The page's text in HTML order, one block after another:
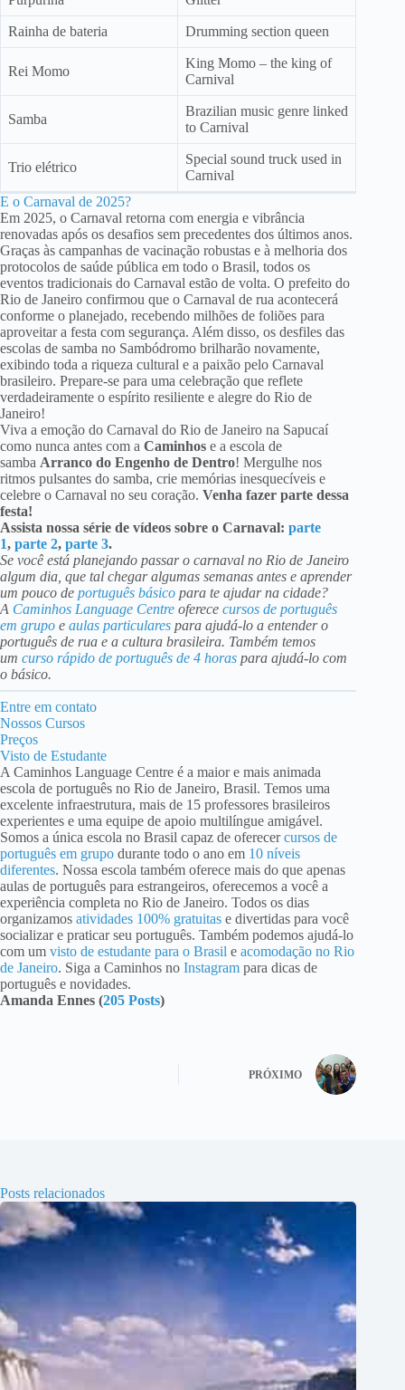
Rainha de bateria Drumming section queen
Rei Momo
King Momo – the king of
Carnival
Samba
Brazilian music genre linked
to Carnival
Trio elétrico
Special sound truck used in
Carnival
E o Carnaval de 2025?
Em 2025, o Carnaval retorna com energia e vibrância
renovadas após os desafios sem precedentes dos últimos anos.
Graças às campanhas de vacinação robustas e à melhoria dos
protocolos de saúde pública em todo o Brasil, todos os
eventos tradicionais do Carnaval estão de volta. O prefeito do
Rio de Janeiro confirmou que o Carnaval de rua acontecerá
conforme o planejado, recebendo milhões de foliões para
aproveitar a festa com segurança. Além disso, os desfiles das
escolas de samba no Sambódromo brilharão novamente,
exibindo toda a riqueza cultural e a paixão pelo Carnaval
brasileiro. Prepare-se para uma celebração que reflete
verdadeiramente o espírito resiliente e alegre do Rio de
Janeiro!
Viva a emoção do Carnaval do Rio de Janeiro na Sapucaí
como nunca antes com a Caminhos e a escola de
samba Arranco do Engenho de Dentro! Mergulhe nos
ritmos pulsantes do samba, crie memórias inesquecíveis e
celebre o Carnaval no seu coração. Venha fazer parte dessa
festa!
Assista nossa série de vídeos sobre o Carnaval: parte
1, parte 2, parte 3.
Se você está planejando passar o carnaval no Rio de Janeiro
algum dia, que tal chegar algumas semanas antes e aprender
um pouco de português básico para te ajudar na cidade?
A Caminhos Language Centre oferece cursos de português
em grupo e aulas particulares para ajudá-lo a entender o
português de rua e a cultura brasileira. Também temos
um curso rápido de português de 4 horas para ajudá-lo com
o básico.
Entre em contato
Nossos Cursos
Preços
Visto de Estudante
A Caminhos Language Centre é a maior e mais animada
escola de português no Rio de Janeiro, Brasil. Temos uma
excelente infraestrutura, mais de 15 professores brasileiros
experientes e uma equipe de apoio multilíngue amigável.
Somos a única escola no Brasil capaz de oferecercursos de
português em grupo durante todo o ano em 10 níveis
diferentes. Nossa escola também oferece mais do que apenas
aulas de português para estrangeiros, oferecemos a você a
experiência completa no Rio de Janeiro. Todos os dias
organizamos atividades 100% gratuitas e divertidas para você
socializar e praticar seu português. Também podemos ajudá-lo
com um visto de estudante para o Brasil e acomodação no Rio
de Janeiro. Siga a Caminhos no Instagram para dicas de
português e novidades.
Amanda Ennes (205 Posts)
PRÓXIMO
Posts relacionados